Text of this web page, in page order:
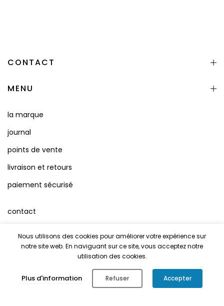
CONTACT
MENU
la marque
journal
points de vente
livraison et retours
paiement sécurisé
contact
facebook
Mentions Légales
Account Search
Nous utilisons des cookies pour améliorer votre expérience sur
notre site web. En naviguant sur ce site, vous acceptez notre
utilisation des cookies.
Plus d'information Refuser Accepter